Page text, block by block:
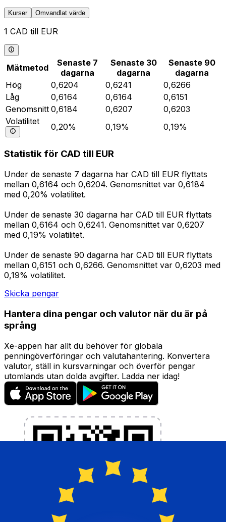
Kurser Omvandlat värde
1 CAD till EUR
Mätmetod
Senaste 7
dagarna
Senaste 30
dagarna
Senaste 90
dagarna
Hög
0,6204 0,6241
0,6266
Låg
0,6164 0,6164
0,6151
Genomsnitt 0,6184 0,6207
0,6203
Volatilitet
0,20% 0,19% 0,19%
Statistik för CAD till EUR
Under de senaste 7 dagarna har CAD till EUR flyttats
mellan 0,6164 och 0,6204. Genomsnittet var 0,6184
med 0,20% volatilitet.
Under de senaste 30 dagarna har CAD till EUR flyttats
mellan 0,6164 och 0,6241. Genomsnittet var 0,6207
med 0,19% volatilitet.
Under de senaste 90 dagarna har CAD till EUR flyttats
mellan 0,6151 och 0,6266. Genomsnittet var 0,6203 med
0,19% volatilitet.
Skicka pengar
Hantera dina pengar och valutor när du är på
språng
Xe-appen har allt du behöver för globala
penningöverföringar och valutahantering. Konvertera
valutor, ställ in kursvarningar och överför pengar
utomlands utan dolda avgifter. Ladda ner idag!